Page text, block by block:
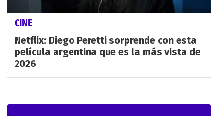
CINE
Netflix: Diego Peretti sorprende con esta
película argentina que es la más vista de
2026